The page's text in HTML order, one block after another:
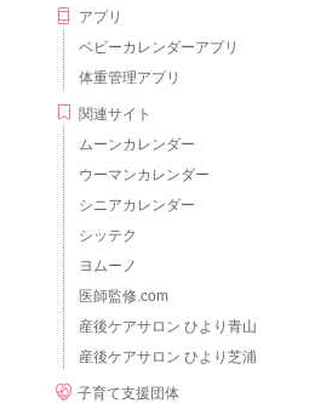
アプリ
ベビーカレンダーアプリ
体重管理アプリ
関連サイト
ムーンカレンダー
ウーマンカレンダー
シニアカレンダー
シッテク
ヨムーノ
医師監修.com
産後ケアサロン ひより青山
産後ケアサロン ひより芝浦
子育て支援団体